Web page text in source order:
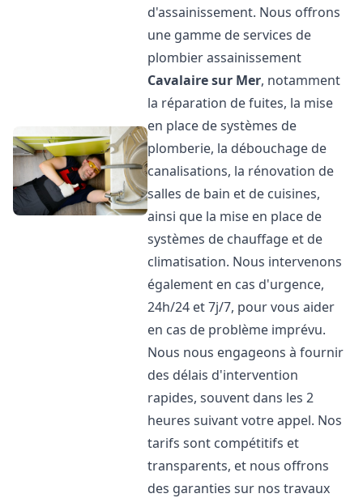
d'assainissement. Nous offrons
une gamme de services de
plombier assainissement
Cavalaire sur Mer, notamment
la réparation de fuites, la mise
en place de systèmes de
plomberie, la débouchage de
canalisations, la rénovation de
salles de bain et de cuisines,
ainsi que la mise en place de
systèmes de chauffage et de
climatisation. Nous intervenons
également en cas d'urgence,
24h/24 et 7j/7, pour vous aider
en cas de problème imprévu.
Nous nous engageons à fournir
des délais d'intervention
rapides, souvent dans les 2
heures suivant votre appel. Nos
tarifs sont compétitifs et
transparents, et nous offrons
des garanties sur nos travaux